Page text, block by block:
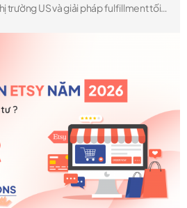
trường US và giải pháp fulfillment tối